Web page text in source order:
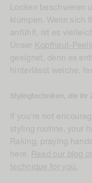
Locken beschweren
klumpen. Wenn sich
anfühlt, ist es
Unser Kopfhaut-
geeignet, denn es
hinterlässt weiche,
Stylingtechniken, die ihr
If you're not
styling routine, your
Raking, praying
here. Read our blog
technique for you.